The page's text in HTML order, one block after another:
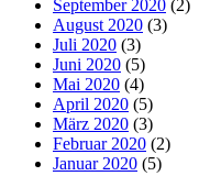
September 2020 (2)
August 2020 (3)
Juli 2020 (3)
Juni 2020 (5)
Mai 2020 (4)
April 2020 (5)
März 2020 (3)
Februar 2020 (2)
Januar 2020 (5)